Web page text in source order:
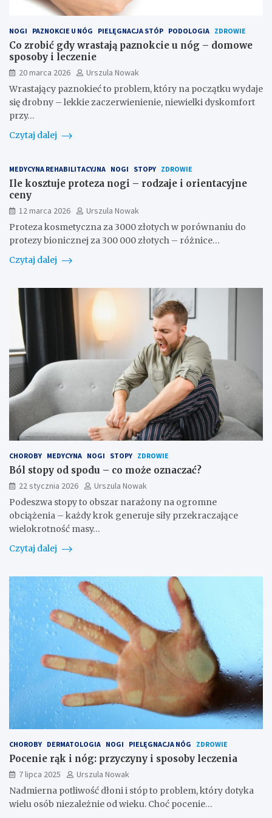
NOGI PAZNOKCIE U NÓG PIELĘGNACJA STÓP PODOLOGIA ZDROWIE
Co zrobić gdy wrastają paznokcie u nóg – domowe
sposoby i leczenie
20 marca 2026
Urszula Nowak
Wrastający paznokieć to problem, który na początku wydaje
się drobny – lekkie zaczerwienienie, niewielki dyskomfort
przy…
Czytaj dalej
MEDYCYNA REHABILITACYJNA NOGI STOPY ZDROWIE
Ile kosztuje proteza nogi – rodzaje i orientacyjne
ceny
12 marca 2026
Urszula Nowak
Proteza kosmetyczna za 3000 złotych w porównaniu do
protezy bionicznej za 300 000 złotych – różnice…
Czytaj dalej
CHOROBY MEDYCYNA NOGI STOPY ZDROWIE
Ból stopy od spodu – co może oznaczać?
22 stycznia 2026
Urszula Nowak
Podeszwa stopy to obszar narażony na ogromne
obciążenia – każdy krok generuje siły przekraczające
wielokrotność masy…
Czytaj dalej
CHOROBY DERMATOLOGIA NOGI PIELĘGNACJA NÓG ZDROWIE
Pocenie rąk i nóg: przyczyny i sposoby leczenia
7 lipca 2025
Urszula Nowak
Nadmierna potliwość dłoni i stóp to problem, który dotyka
wielu osób niezależnie od wieku. Choć pocenie…